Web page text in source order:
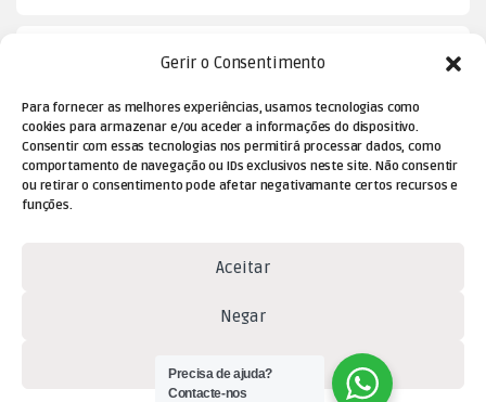
Gerir o Consentimento
Para fornecer as melhores experiências, usamos tecnologias como
cookies para armazenar e/ou aceder a informações do dispositivo.
Consentir com essas tecnologias nos permitirá processar dados, como
comportamento de navegação ou IDs exclusivos neste site. Não consentir
ou retirar o consentimento pode afetar negativamante certos recursos e
funções.
Aceitar
Negar
Ver preferências
(+351) 229 477 080
nacional)
Precisa de ajuda?
Contacte-nos